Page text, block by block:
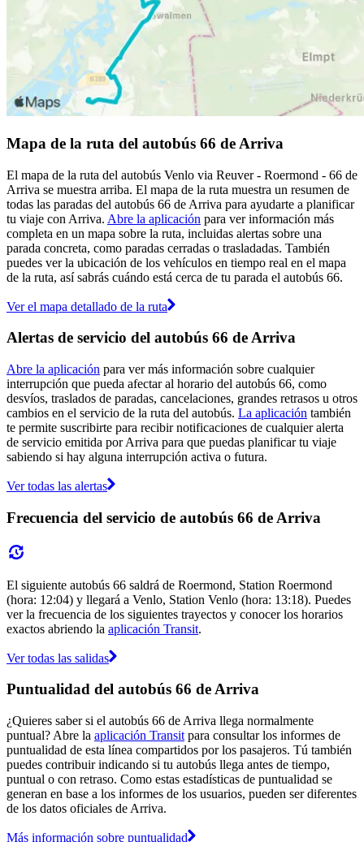
Mapa de la ruta del autobús 66 de Arriva
El mapa de la ruta del autobús Venlo via Reuver - Roermond - 66 de
Arriva se muestra arriba. El mapa de la ruta muestra un resumen de
todas las paradas del autobús 66 de Arriva para ayudarte a planificar
tu viaje con Arriva. Abre la aplicación para ver información más
completa en un mapa sobre la ruta, incluidas alertas sobre una
parada concreta, como paradas cerradas o trasladadas. También
puedes ver la ubicación de los vehículos en tiempo real en el mapa
de la ruta, así sabrás cuándo está cerca de tu parada el autobús 66.
Ver el mapa detallado de la ruta
Alertas de servicio del autobús 66 de Arriva
Abre la aplicación para ver más información sobre cualquier
interrupción que pueda afectar al horario del autobús 66, como
desvíos, traslados de paradas, cancelaciones, grandes retrasos u otros
cambios en el servicio de la ruta del autobús. La aplicación también
te permite suscribirte para recibir notificaciones de cualquier alerta
de servicio emitida por Arriva para que puedas planificar tu viaje
sabiendo si hay alguna interrupción activa o futura.
Ver todas las alertas
Frecuencia del servicio de autobús 66 de Arriva
El siguiente autobús 66 saldrá de Roermond, Station Roermond
(hora: 12:04) y llegará a Venlo, Station Venlo (hora: 13:18). Puedes
ver la frecuencia de los siguientes trayectos y conocer los horarios
exactos abriendo la aplicación Transit.
Ver todas las salidas
Puntualidad del autobús 66 de Arriva
¿Quieres saber si el autobús 66 de Arriva llega normalmente
puntual? Abre la aplicación Transit para consultar los informes de
puntualidad de esta línea compartidos por los pasajeros. Tú también
puedes contribuir indicando si tu autobús llega antes de tiempo,
puntual o con retraso. Como estas estadísticas de puntualidad se
generan en base a los informes de los usuarios, pueden ser diferentes
de los datos oficiales de Arriva.
Más información sobre puntualidad